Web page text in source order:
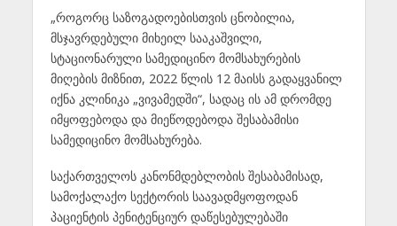
„როგორც საზოგადოებისთვის ცნობილია,
მსჯავრდებული მიხეილ სააკაშვილი,
სტაციონარული სამედიცინო მომსახურების
მიღების მიზნით, 2022 წლის 12 მაისს გადაყვანილ
იქნა კლინიკა „ვივამედში“, სადაც ის ამ დრომდე
იმყოფებოდა და მიეწოდებოდა შესაბამისი
სამედიცინო მომსახურება.
საქართველოს კანონმდებლობის შესაბამისად,
სამოქალაქო სექტორის საავადმყოფოდან
პაციენტის პენიტენციურ დაწესებულებაში